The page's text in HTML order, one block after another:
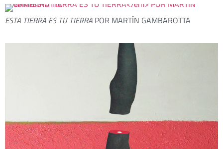
ESTA TIERRA ES TU TIERRA POR MARTÍN GAMBAROTTA